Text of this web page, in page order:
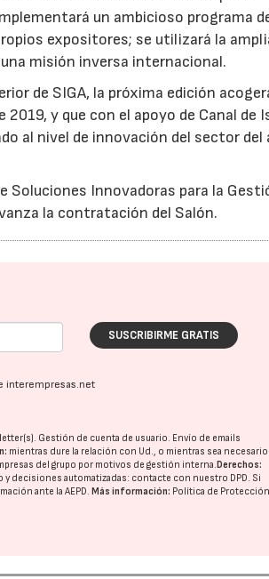
un ambicioso programa
expositores; se utilizará la
misión inversa internacional.
de SIGA, la próxima edición
y que con el apoyo de Canal de
al nivel de innovación del sector del
Soluciones Innovadoras para la
la contratación del Salón.
SUSCRIBIRME GRATIS
interempresas.net
Gestión de cuenta de usuario. Envío de emails
mientras dure la relación con Ud., o mientras sea necesario
del grupo por motivos de gestión interna.Derechos:
decisiones automatizadas: contacte con nuestro DPD. Si
ante laAEPD.Más información: Política de
07/2026 29/07/